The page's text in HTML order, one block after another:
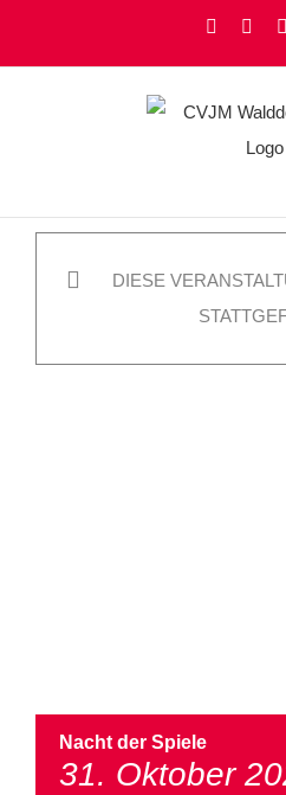
Facebook
DIESE
Nacht der Spiele
31. Oktober